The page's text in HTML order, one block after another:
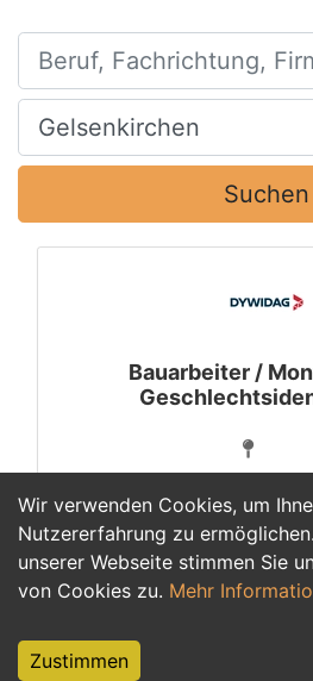
Wir verwenden Cookies, um
Nutzererfahrung zu
unserer Webseite stimmen Sie
von Cookies zu. Mehr
Zustimmen
Beruf, Fachrichtung, Firma
Ort, Stadt
Suchen
Bauarbeiter /
1